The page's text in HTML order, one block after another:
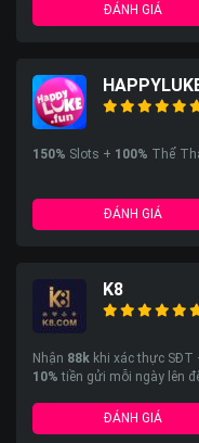
ĐÁNH GIÁ
150% Slots + 100% Thể
ĐÁNH GIÁ
K8
Nhận 88k khi xác thực
10% tiền gửi mỗi ngày lên
ĐÁNH GIÁ